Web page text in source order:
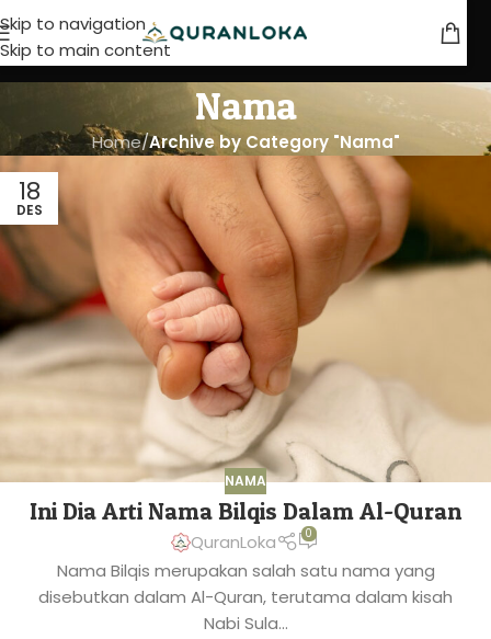
Skip to navigation
Skip to main content
Nama
Home/Archive by Category "Nama"
18
DES
NAMA
Ini Dia Arti Nama Bilqis Dalam Al-Quran
QuranLoka 0
Nama Bilqis merupakan salah satu nama yang
disebutkan dalam Al-Quran, terutama dalam kisah
Nabi Sula...